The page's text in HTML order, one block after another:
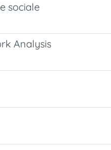
sociale
Analysis